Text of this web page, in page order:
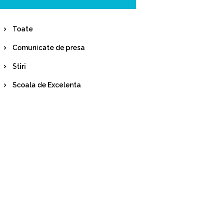
Toate
Comunicate de presa
Stiri
Scoala de Excelenta